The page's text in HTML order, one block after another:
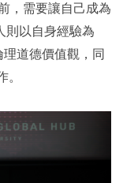
，需要讓自己成為
則以自身經驗為
道德價值觀，同
。